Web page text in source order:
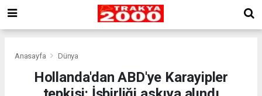
Anasayfa Dünya
Hollanda'dan ABD'ye Karayipler